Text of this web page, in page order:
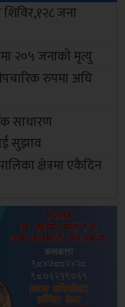
जना
२०५ जनाको मृत्यु
रुपमा अघि
साधारण
सुझाव
क्षेत्रमा एकैदिन